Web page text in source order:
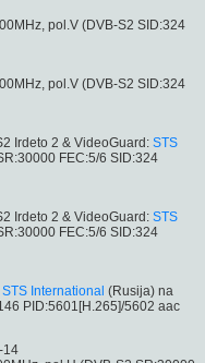
pol.V (DVB-S2 SID:324
pol.V (DVB-S2 SID:324
Irdeto 2 & VideoGuard: STS
FEC:5/6 SID:324
Irdeto 2 & VideoGuard: STS
FEC:5/6 SID:324
STS International (Rusija) na
PID:5601[H.265]/5602 aac
14